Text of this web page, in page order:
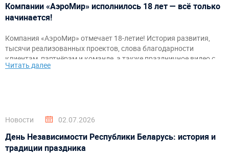
Компании «АэроМир» исполнилось 18 лет — всё только
начинается!
Компания «АэроМир» отмечает 18-летие! История развития,
тысячи реализованных проектов, слова благодарности
клиентам, партнёрам и команде, а также праздничное видео с
самыми яркими моментами за годы работы.
Читать далее
Новости 02.07.2026
День Независимости Республики Беларусь: история и
традиции праздника